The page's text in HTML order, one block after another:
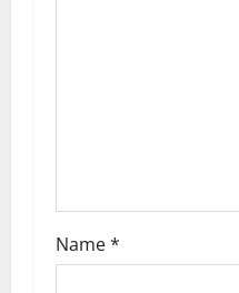
Name*